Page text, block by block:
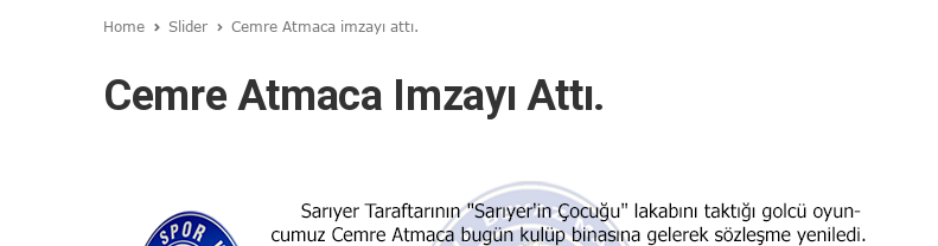
Home Slider Cemre Atmaca imzayı attı.
Cemre Atmaca Imzayı Attı.